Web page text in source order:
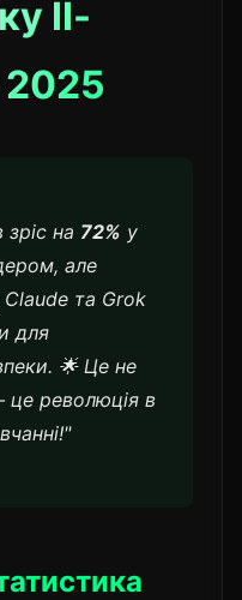
ІІ-
2025
зріс на 72% у
але
та Grok
для
🌟 Це не
це революція в